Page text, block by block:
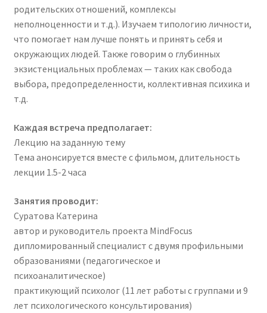
родительских отношений, комплексы
неполноценности и т.д.). Изучаем типологию личности,
что помогает нам лучше понять и принять себя и
окружающих людей. Также говорим о глубинных
экзистенциальных проблемах — таких как свобода
выбора, предопределенности, коллективная психика и
т.д.
Каждая встреча предполагает:
Лекцию на заданную тему
Тема анонсируется вместе с фильмом, длительность
лекции 1.5-2 часа
Занятия проводит:
Суратова Катерина
автор и руководитель проекта MindFocus
дипломированный специалист с двумя профильными
образованиями (педагогическое и
психоаналитическое)
практикующий психолог (11 лет работы с группами и 9
лет психологического консультирования)